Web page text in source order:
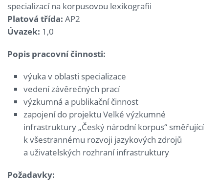
specializací na korpusovou lexikografii
Platová třída: AP2
Úvazek: 1,0
Popis pracovní činnosti:
výuka v oblasti specializace
vedení závěrečných prací
výzkumná a publikační činnost
zapojení do projektu Velké výzkumné
infrastruktury „Český národní korpus“ směřující
k všestrannému rozvoji jazykových zdrojů
a uživatelských rozhraní infrastruktury
Požadavky: